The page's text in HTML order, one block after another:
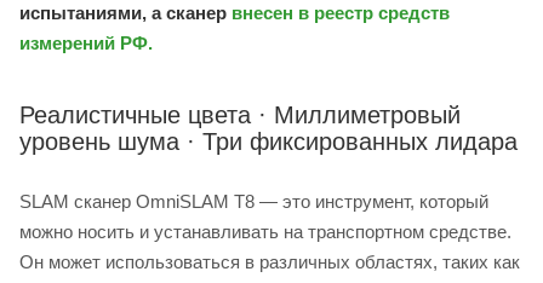
испытаниями, а сканер внесен в реестр средств
измерений РФ.
Реалистичные цвета · Миллиметровый
уровень шума · Три фиксированных лидара
SLAM сканер OmniSLAM T8 — это инструмент, который
можно носить и устанавливать на транспортном средстве.
Он может использоваться в различных областях, таких как